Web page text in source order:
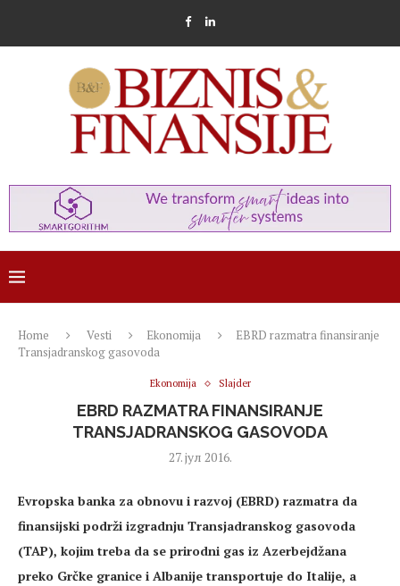
Home Vesti Ekonomija
EBRD razmatra finansiranje
Transjadranskog gasovoda
Ekonomija Slajder
EBRD RAZMATRA FINANSIRANJE
TRANSJADRANSKOG GASOVODA
27. јул 2016.
Evropska banka za obnovu i razvoj (EBRD) razmatra da
finansijski podrži izgradnju Transjadranskog gasovoda
(TAP), kojim treba da se prirodni gas iz Azerbejdžana
preko Grčke granice i Albanije transportuje do Italije, a